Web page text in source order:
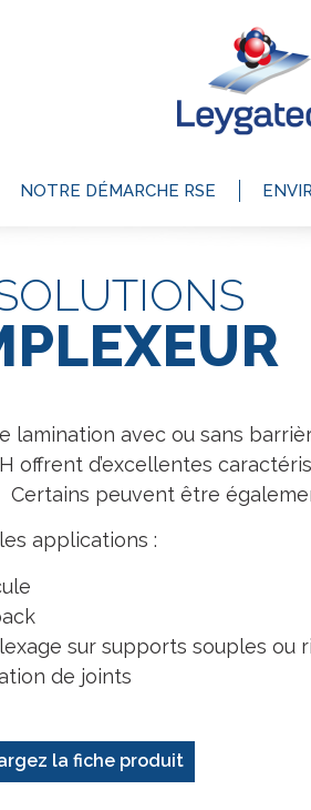
NOTRE DÉMARCHE RSE
lamination avec ou sans
offrent d’excellentes
Certains peuvent être
applications :
sur supports souples ou
de joints
la fiche produit